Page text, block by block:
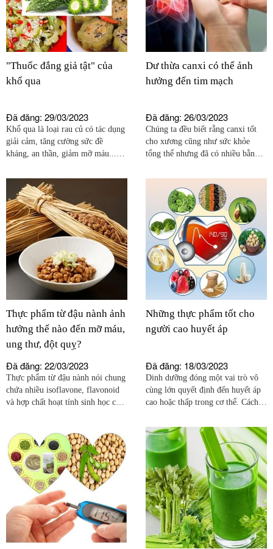
"Thuốc đắng giả tật" của
khổ qua
Đã đăng: 29/03/2023
Khổ qua là loại rau củ có tác dụng
giải cảm, tăng cường sức đề
kháng, an thần, giảm mỡ máu...
tháo đường (ĐTĐ) của nó ngày
càng được chứng minh.
Dư thừa canxi có thể ảnh
hưởng đến tim mạch
Đã đăng: 26/03/2023
Chúng ta đều biết rằng canxi tốt
cho xương cũng như sức khỏe
tổng thể nhưng đã có nhiều bằng
nhiều canxi có thể không tốt cho
tim mạch.
Thực phẩm từ đậu nành ảnh
hưởng thế nào đến mỡ máu,
ung thư, đột quỵ?
Đã đăng: 22/03/2023
Thực phẩm từ đậu nành nói chung
chứa nhiều isoflavone, flavonoid
và hợp chất hoạt tính sinh học có
Những thực phẩm tốt cho
người cao huyết áp
Đã đăng: 18/03/2023
Dinh dưỡng đóng một vai trò vô
cùng lớn quyết định đến huyết áp
cao hoặc thấp trong cơ thể. Cách
định là xây dựng chế độ dinh
dưỡng hàng ngày lành mạnh.
Trong khẩu phần ăn uống, cần biết
cách lựa chọn những thực phẩm
tốt cho người cao huyết áp.